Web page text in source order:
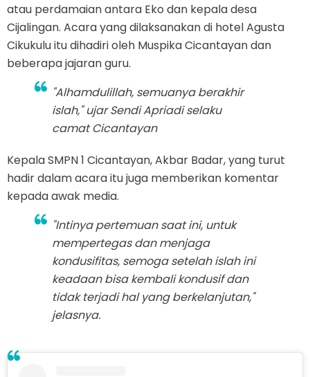
atau perdamaian antara Eko dan kepala desa
Cijalingan. Acara yang dilaksanakan di hotel Agusta
Cikukulu itu dihadiri oleh Muspika Cicantayan dan
beberapa jajaran guru.
"Alhamdulillah, semuanya berakhir
islah," ujar Sendi Apriadi selaku
camat Cicantayan
Kepala SMPN 1 Cicantayan, Akbar Badar, yang turut
hadir dalam acara itu juga memberikan komentar
kepada awak media.
"Intinya pertemuan saat ini, untuk
mempertegas dan menjaga
kondusifitas, semoga setelah islah ini
keadaan bisa kembali kondusif dan
tidak terjadi hal yang berkelanjutan,"
jelasnya.